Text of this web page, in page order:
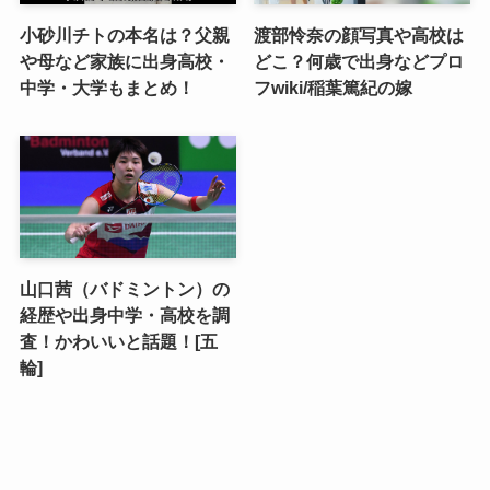
小砂川チトの本名は？父親
や母など家族に出身高校・
中学・大学もまとめ！
渡部怜奈の顔写真や高校は
どこ？何歳で出身などプロ
フwiki/稲葉篤紀の嫁
山口茜（バドミントン）の
経歴や出身中学・高校を調
査！かわいいと話題！[五
輪]